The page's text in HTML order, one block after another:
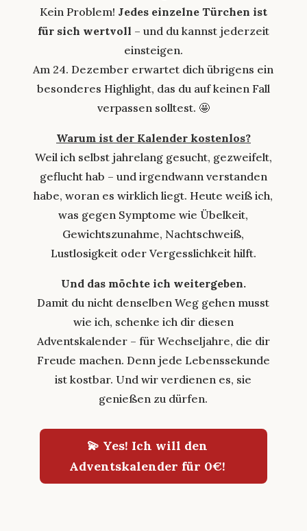
Kein Problem! Jedes einzelne Türchen ist
für sich wertvoll – und du kannst jederzeit
einsteigen.
Am 24. Dezember erwartet dich übrigens ein
besonderes Highlight, das du auf keinen Fall
verpassen solltest. 🤩
Warum ist der Kalender kostenlos?
Weil ich selbst jahrelang gesucht, gezweifelt,
geflucht hab – und irgendwann verstanden
habe, woran es wirklich liegt. Heute weiß ich,
was gegen Symptome wie Übelkeit,
Gewichtszunahme, Nachtschweiß,
Lustlosigkeit oder Vergesslichkeit hilft.
Und das möchte ich weitergeben.
Damit du nicht denselben Weg gehen musst
wie ich, schenke ich dir diesen
Adventskalender – für Wechseljahre, die dir
Freude machen. Denn jede Lebenssekunde
ist kostbar. Und wir verdienen es, sie
genießen zu dürfen.
💫 Yes! Ich will den
Adventskalender für 0€!